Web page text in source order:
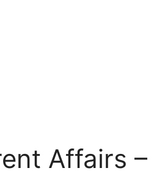
Affairs –